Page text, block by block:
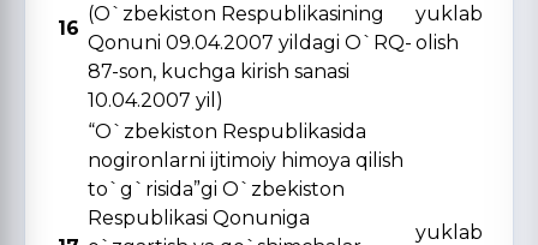
16
(O`zbekiston Respublikasining
Qonuni 09.04.2007 yildagi O`RQ-
87-son, kuchga kirish sanasi
10.04.2007 yil)
yuklab
olish
“O`zbekiston Respublikasida
nogironlarni ijtimoiy himoya qilish
to`g`risida”gi O`zbekiston
Respublikasi Qonuniga
yuklab